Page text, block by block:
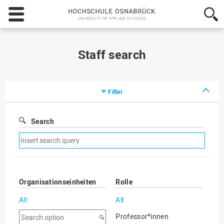
Hochschule
Osnabrück
-
Staff search
Filter
Search
Remove
search
filter
Organisationseinheiten
All
Search
Rolle
All
Professor*innen